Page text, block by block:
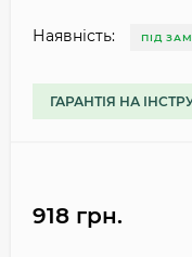
Наявність: ПІД
ГАРАНТІЯ НА
918 грн.